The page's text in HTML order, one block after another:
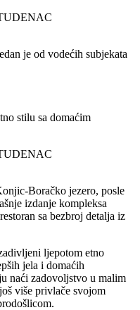
je od vodećih subjekata
stilu sa domaćim
Boračko jezero, posle
izdanje kompleksa
sa bezbroj detalja iz
ljepotom etno
jela i domaćih
naći zadovoljstvo u malim
više privlače svojom